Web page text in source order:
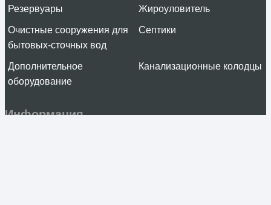
Резервуары Жироуловитель
Очистные сооружения для
бытовых-сточных вод
Септики
Дополнительное
оборудование
Канализационные колодцы
Информация